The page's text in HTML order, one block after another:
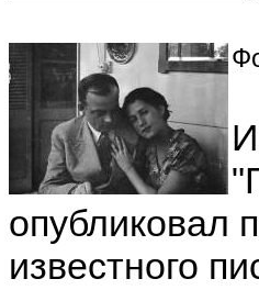
опубликовал
известного